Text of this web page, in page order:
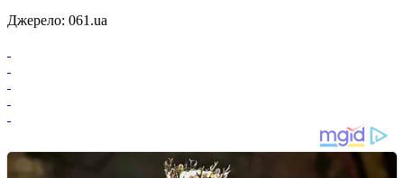
Джерело: 061.ua